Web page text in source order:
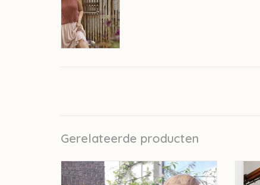
Gerelateerde producten
pascuali Argil top breipakket